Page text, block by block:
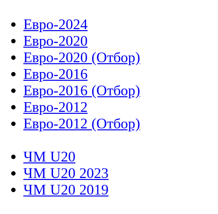
Евро-2024
Евро-2020
Евро-2020 (Отбор)
Евро-2016
Евро-2016 (Отбор)
Евро-2012
Евро-2012 (Отбор)
ЧМ U20
ЧМ U20 2023
ЧМ U20 2019